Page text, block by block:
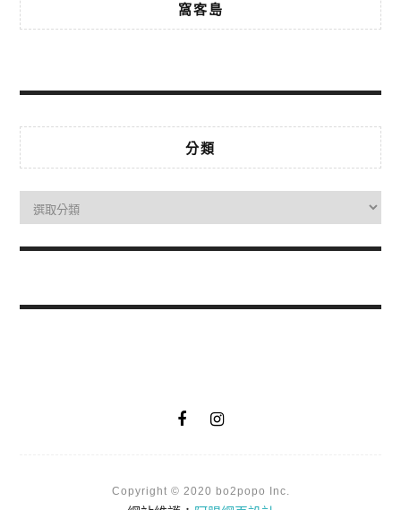
窩客島
分類
Copyright © 2020 bo2popo Inc.